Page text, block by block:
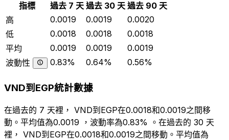
指標 過去 7 天 過去 30 天 過去 90 天
高
0.0019 0.0019
0.0020
低
0.0018 0.0018
0.0018
平均
0.0019 0.0019
0.0019
波動性
0.83% 0.64% 0.56%
VND到EGP統計數據
在過去的 7 天裡， VND到EGP在0.0018和0.0019之間移
動。平均值為0.0019 ，波動率為0.83% 。在過去的 30 天
裡， VND到EGP在0.0018和0.0019之間移動。平均值為